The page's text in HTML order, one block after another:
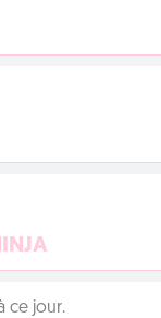
ce jour.